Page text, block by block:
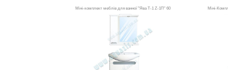
Міні-комплект меблів для ванної "Ява Т-1 Z-1П" 60 Міні-